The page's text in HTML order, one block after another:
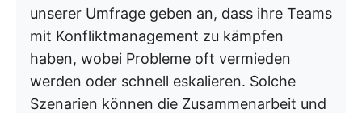
unserer Umfrage geben an, dass ihre Teams
mit Konfliktmanagement zu kämpfen
haben, wobei Probleme oft vermieden
werden oder schnell eskalieren. Solche
Szenarien können die Zusammenarbeit und